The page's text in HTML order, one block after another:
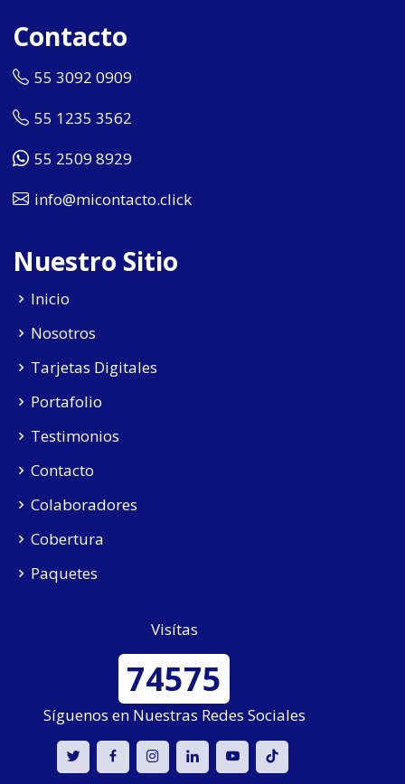
Contacto
55 3092 0909
55 1235 3562
55 2509 8929
info@micontacto.click
Nuestro Sitio
Inicio
Nosotros
Tarjetas Digitales
Portafolio
Testimonios
Contacto
Colaboradores
Cobertura
Paquetes
Visítas
74575
Síguenos en Nuestras Redes Sociales